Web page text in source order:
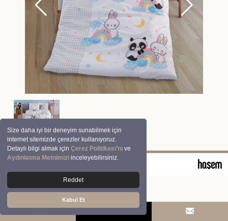
Size daha iyi bir deneyim sunabilmek için
internet sitemizde çerezler kullanıyoruz.
Detaylı bilgi almak içinÇerez Politikası’nı ve
Aydınlatma Metnimizi inceleyebilirsiniz.
Reddet
Kabul Et